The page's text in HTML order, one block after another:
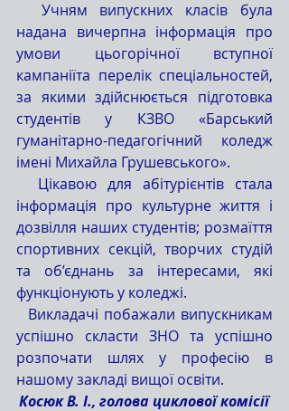
надана вичерпна інформація про
умови цьогорічної вступної
кампаніїта перелік спеціальностей,
за якими здійснюється підготовка
студентів у КЗВО «Барський
гуманітарно-педагогічний коледж
імені Михайла Грушевського».
інформація про культурне життя і
дозвілля наших студентів; розмаїття
спортивних секцій, творчих студій
та об’єднань за інтересами, які
функціонують у коледжі.
успішно скласти ЗНО та успішно
розпочати шлях у професію в
нашому закладі вищої освіти.
Косюк В. І., голова циклової комісії